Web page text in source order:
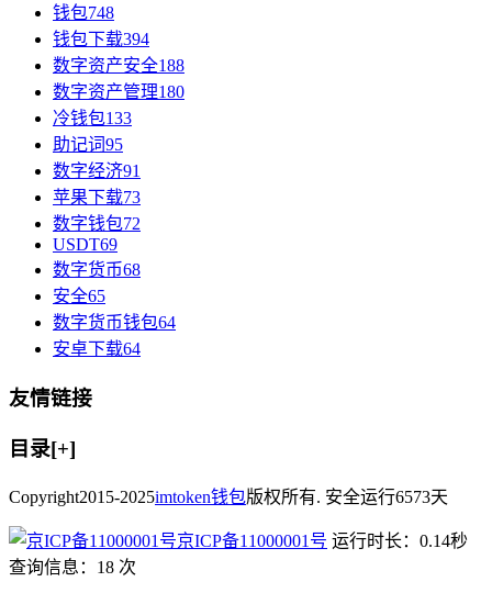
钱包748
钱包下载394
数字资产安全188
数字资产管理180
冷钱包133
助记词95
数字经济91
苹果下载73
数字钱包72
USDT69
数字货币68
安全65
数字货币钱包64
安卓下载64
友情链接
目录[+]
Copyright2015-2025imtoken钱包版权所有. 安全运行6573天
京ICP备11000001号 运行时长：0.14秒
查询信息：18 次